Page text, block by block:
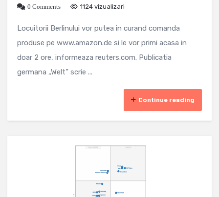
0 Comments
1124 vizualizari
Locuitorii Berlinului vor putea in curand comanda
produse pe www.amazon.de si le vor primi acasa in
doar 2 ore, informeaza reuters.com. Publicatia
germana „Welt” scrie ...
Continue reading